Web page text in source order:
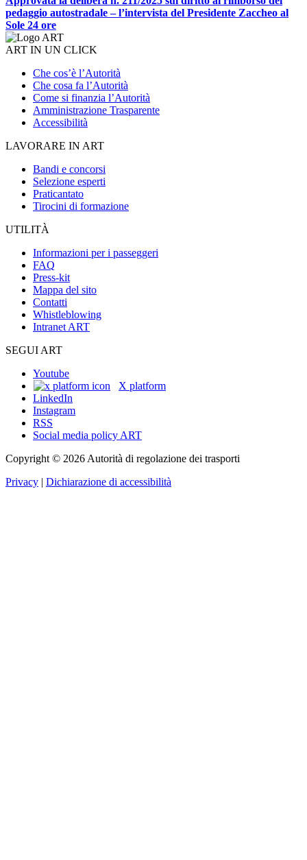
pedaggio autostradale – l’intervista del Presidente Zaccheo al
Sole 24 ore
ART IN UN CLICK
Che cos’è l’Autorità
Che cosa fa l’Autorità
Come si finanzia l’Autorità
Amministrazione Trasparente
Accessibilità
LAVORARE IN ART
Bandi e concorsi
Selezione esperti
Praticantato
Tirocini di formazione
UTILITÀ
Informazioni per i passeggeri
FAQ
Press-kit
Mappa del sito
Contatti
Whistleblowing
Intranet ART
SEGUI ART
Youtube
X platform
LinkedIn
Instagram
RSS
Social media policy ART
Copyright © 2026 Autorità di regolazione dei trasporti
Privacy | Dichiarazione di accessibilità